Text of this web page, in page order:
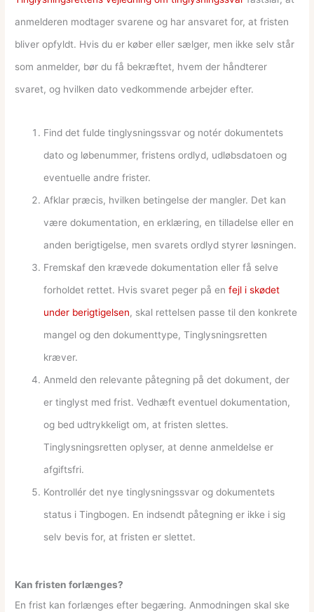
anmelderen modtager svarene og har ansvaret for, at fristen
bliver opfyldt. Hvis du er køber eller sælger, men ikke selv står
som anmelder, bør du få bekræftet, hvem der håndterer
svaret, og hvilken dato vedkommende arbejder efter.
Find det fulde tinglysningssvar og notér dokumentets
dato og løbenummer, fristens ordlyd, udløbsdatoen og
eventuelle andre frister.
Afklar præcis, hvilken betingelse der mangler. Det kan
være dokumentation, en erklæring, en tilladelse eller en
anden berigtigelse, men svarets ordlyd styrer løsningen.
Fremskaf den krævede dokumentation eller få selve
forholdet rettet. Hvis svaret peger på enfejl i skødet
under berigtigelsen, skal rettelsen passe til den konkrete
mangel og den dokumenttype, Tinglysningsretten
kræver.
Anmeld den relevante påtegning på det dokument, der
er tinglyst med frist. Vedhæft eventuel dokumentation,
og bed udtrykkeligt om, at fristen slettes.
Tinglysningsretten oplyser, at denne anmeldelse er
afgiftsfri.
Kontrollér det nye tinglysningssvar og dokumentets
status i Tingbogen. En indsendt påtegning er ikke i sig
selv bevis for, at fristen er slettet.
Kan fristen forlænges?
En frist kan forlænges efter begæring. Anmodningen skal ske